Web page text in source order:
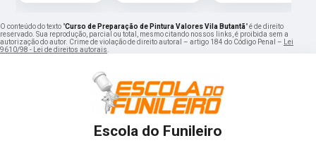
O conteúdo do texto "Curso de Preparação de Pintura Valores Vila Butantã" é de direito
reservado. Sua reprodução, parcial ou total, mesmo citando nossos links, é proibida sem a
autorização do autor. Crime de violação de direito autoral – artigo 184 do Código Penal –
Lei
9610/98 - Lei de direitos autorais
Escola do Funileiro